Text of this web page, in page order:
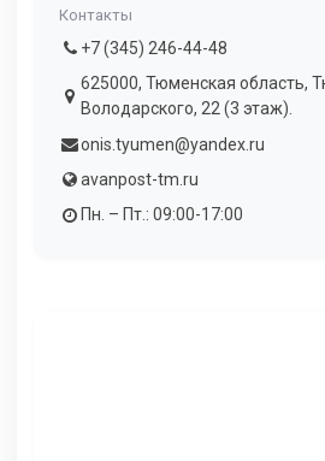
Контакты
+7 (345) 246-44-48
625000, Тюменская область,
Володарского, 22 (3 этаж).
onis.tyumen@yandex.ru
avanpost-tm.ru
Пн. – Пт.: 09:00-17:00